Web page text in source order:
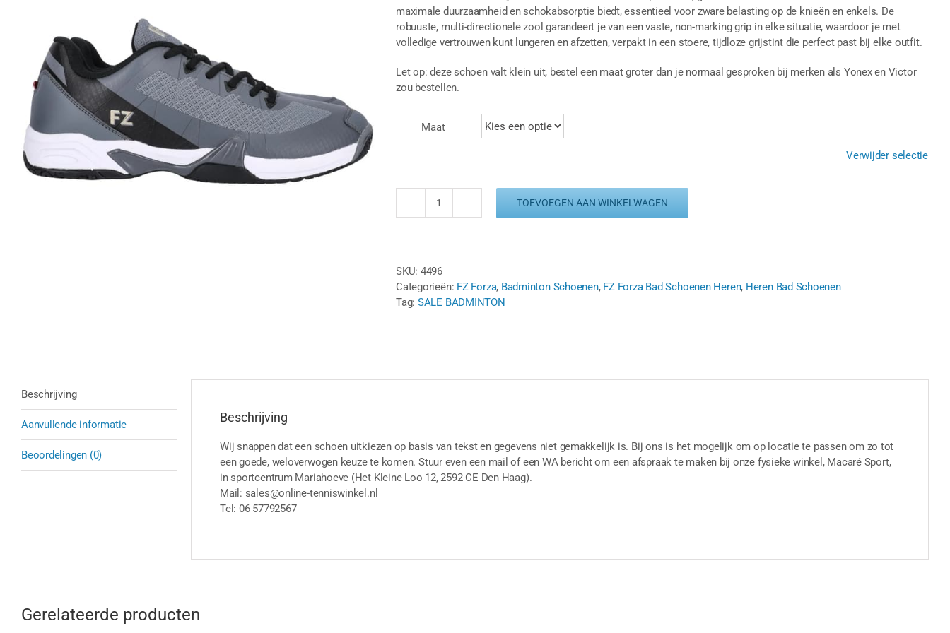
maximale duurzaamheid en schokabsorptie biedt, essentieel voor zware belasting op de knieën en enkels. De
robuuste, multi-directionele zool garandeert je van een vaste, non-marking grip in elke situatie, waardoor je met
volledige vertrouwen kunt lungeren en afzetten, verpakt in een stoere, tijdloze grijstint die perfect past bij elke outfit.
Let op: deze schoen valt klein uit, bestel een maat groter dan je normaal gesproken bij merken als Yonex en Victor
zou bestellen.
Maat
Verwijder selectie
FZ
-
STORMY
WEATHER
TOEVOEGEN AAN WINKELWAGEN
SKU: 4496
Categorieën: FZ Forza, Badminton Schoenen, FZ Forza Bad Schoenen Heren, Heren Bad Schoenen
Tag: SALE BADMINTON
Beschrijving
Aanvullende informatie
Beoordelingen (0)
Beschrijving
Wij snappen dat een schoen uitkiezen op basis van tekst en gegevens niet gemakkelijk is. Bij ons is het mogelijk om op locatie te passen om zo tot
een goede, weloverwogen keuze te komen. Stuur even een mail of een WA bericht om een afspraak te maken bij onze fysieke winkel, Macaré Sport,
in sportcentrum Mariahoeve (Het Kleine Loo 12, 2592 CE Den Haag).
Mail: sales@online-tenniswinkel.nl
Tel: 06 57792567
Gerelateerde producten